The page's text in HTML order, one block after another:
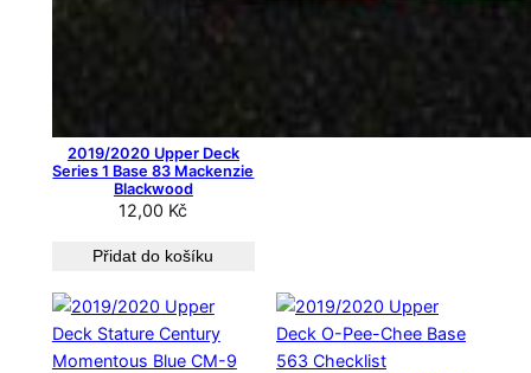
2019/2020 Upper Deck
Series 1 Base 83 Mackenzie
Blackwood
12,00 Kč
Přidat do košíku